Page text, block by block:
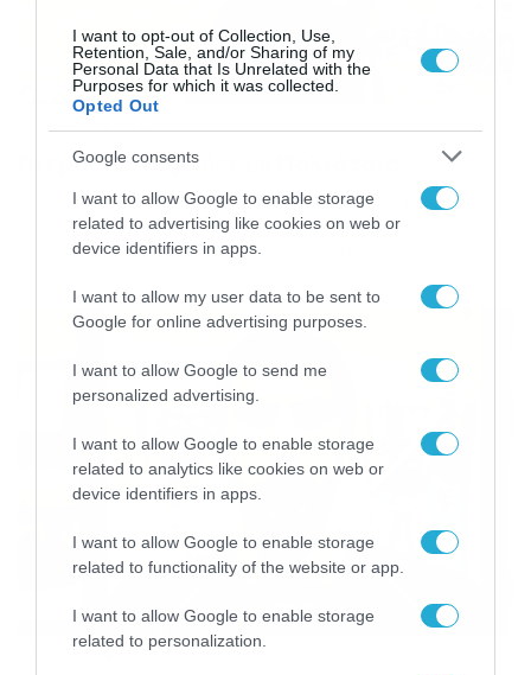
I want to opt-out of Collection, Use,
Retention, Sale, and/or Sharing of my
Personal Data that Is Unrelated with the
Purposes for which it was collected.
Opted Out
Google consents
I want to allow Google to enable storage
related to advertising like cookies on web or
device identifiers in apps.
I want to allow my user data to be sent to
Google for online advertising purposes.
I want to allow Google to send me
personalized advertising.
I want to allow Google to enable storage
related to analytics like cookies on web or
device identifiers in apps.
I want to allow Google to enable storage
related to functionality of the website or app.
I want to allow Google to enable storage
related to personalization.
19/06/2014 00:43
Πιερικός: Τα βρήκε με Παλιάτσιο
Το dokari.gr αποκαλύπτει την προφορική συμφωνία της
ομάδας της Κατερίνης με το νεαρό επιθετικό με θητεία
σε Άρη και Εθνικό Ν. Αγιονερίου. Κοντά και οι
επιθετικό Πάρη Παλιάτσιο «κλείνει» ο Πιερικός,
σύμφωνα με πληροφορίες του dokari.gr. Ο 20χρονος
συνέλεξαν αξιόλογες πληροφορίες, φέρεται […]